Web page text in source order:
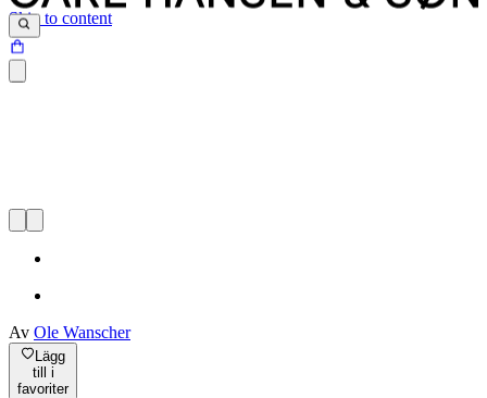
Skip to content
Av Ole Wanscher
Lägg
till i
favoriter